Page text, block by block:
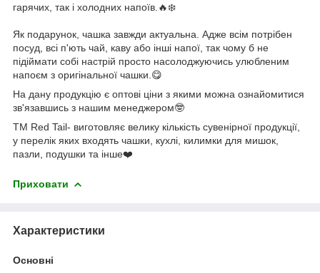
гарячих, так і холодних напоїв.🔥❄️
Як подарунок, чашка завжди актуальна. Адже всім потрібен
посуд, всі п'ють чай, каву або інші напої, так чому б не
підіймати собі настрій просто насолоджуючись улюбленим
напоєм з оригінальної чашки.😋
На дану продукцію є оптові ціни з якими можна ознайомитися
зв'язавшись з нашим менеджером🤓
ТМ Red Tail- виготовляє велику кількість сувенірної продукції,
у перелік яких входять чашки, кухлі, килимки для мишок,
пазли, подушки та інше❤️
Приховати
Характеристики
Основні